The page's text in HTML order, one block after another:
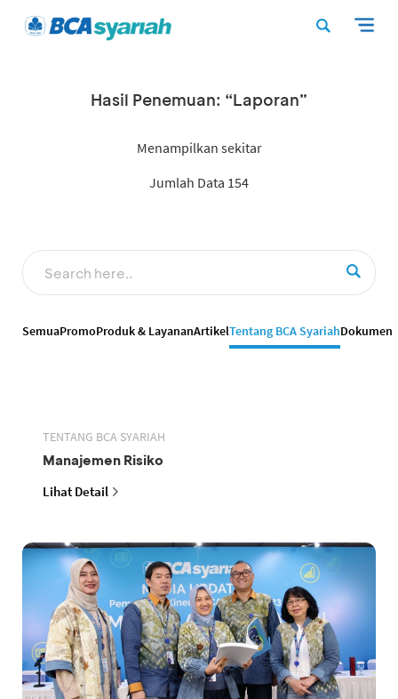
Hasil Penemuan: “Laporan”
Menampilkan sekitar
Jumlah Data 154
SemuaPromoProduk & LayananArtikelTentang BCA SyariahDokumen
TENTANG BCA SYARIAH
Manajemen Risiko
Lihat Detail